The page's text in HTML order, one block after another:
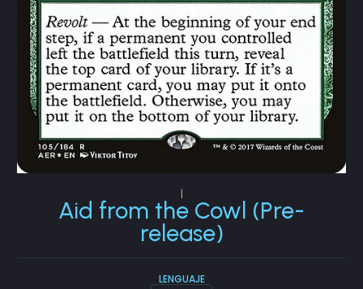
Aid from the Cowl (Pre-
release)
LENGUAJE